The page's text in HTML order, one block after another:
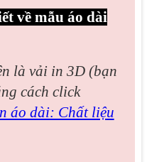
về mẫu áo dài
là vải in 3D (bạn
cách click
áo dài: Chất liệu